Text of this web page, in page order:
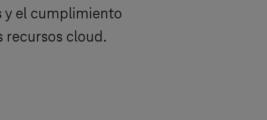
y el cumplimiento
recursos cloud.